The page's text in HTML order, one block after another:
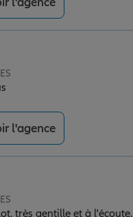
l'agence
très gentille et à l'écoute.